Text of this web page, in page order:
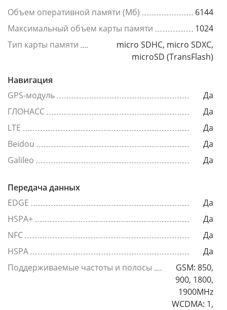
Объем оперативной памяти (Мб)
6144
Максимальный объем карты памяти
1024
Тип карты памяти
micro SDHC, micro SDXC,
microSD (TransFlash)
Навигация
GPS-модуль
Да
ГЛОНАСС
Да
LTE
Да
Beidou
Да
Galileo
Да
Передача данных
EDGE
Да
HSPA+
Да
NFC
Да
HSPA
Да
Поддерживаемые частоты и полосы
GSM: 850,
900, 1800,
1900MHz
WCDMA: 1,